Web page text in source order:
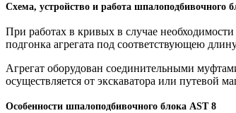
Схема, устройство и работа шпалоподбивочного
При работах в кривых в случае
подгонка агрегата под соответствующею
Агрегат оборудован соединительными
осуществляется от экскаватора или путевой
Особенности шпалоподбивочного блока AST 8